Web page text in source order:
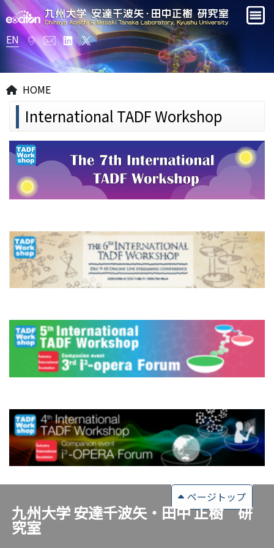
EN
HOME
International TADF Workshop
ページトップ
九州大学 安達千波矢・田中 正樹 研
究室